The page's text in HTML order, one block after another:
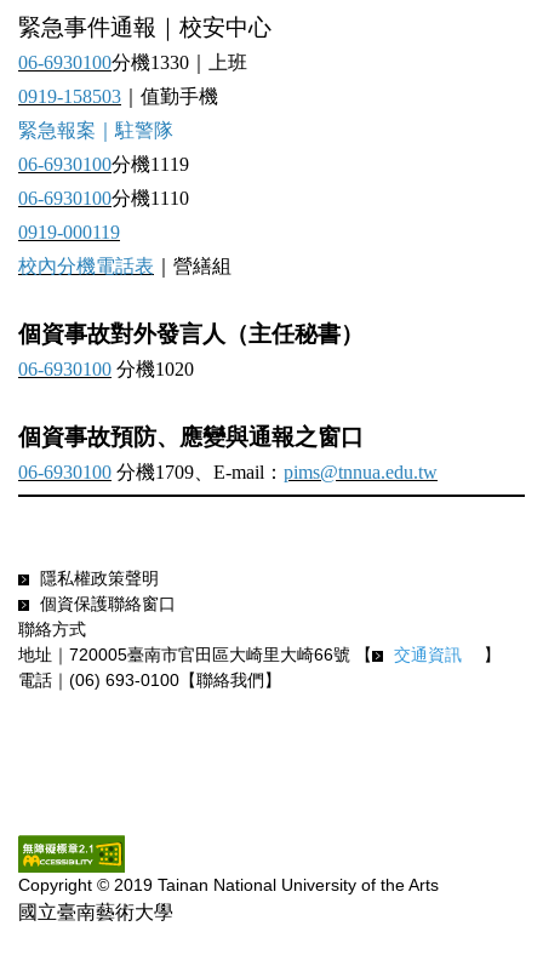
緊急事件通報｜校安中心
06-6930100分機1330｜上班
0919-158503 ｜值勤手機
緊急報案｜駐警隊
06-6930100分機1119
06-6930100分機1110
0919-000119
校內分機電話表 ｜營繕組
個資事故對外發言人（主任秘書）
06-6930100 分機1020
個資事故預防、應變與通報之窗口
06-6930100 分機1709、E-mail： pims@tnnua.edu.tw
隱私權政策聲明
個資保護聯絡窗口
聯絡方式
地址｜720005臺南市官田區大崎里大崎66號 【
交通資訊
】
電話｜(06) 693-0100【聯絡我們】
Copyright © 2019 Tainan National University of the Arts
國立臺南藝術大學